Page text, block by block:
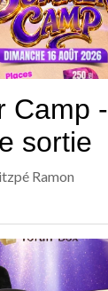
Camp -
sortie
Ramon